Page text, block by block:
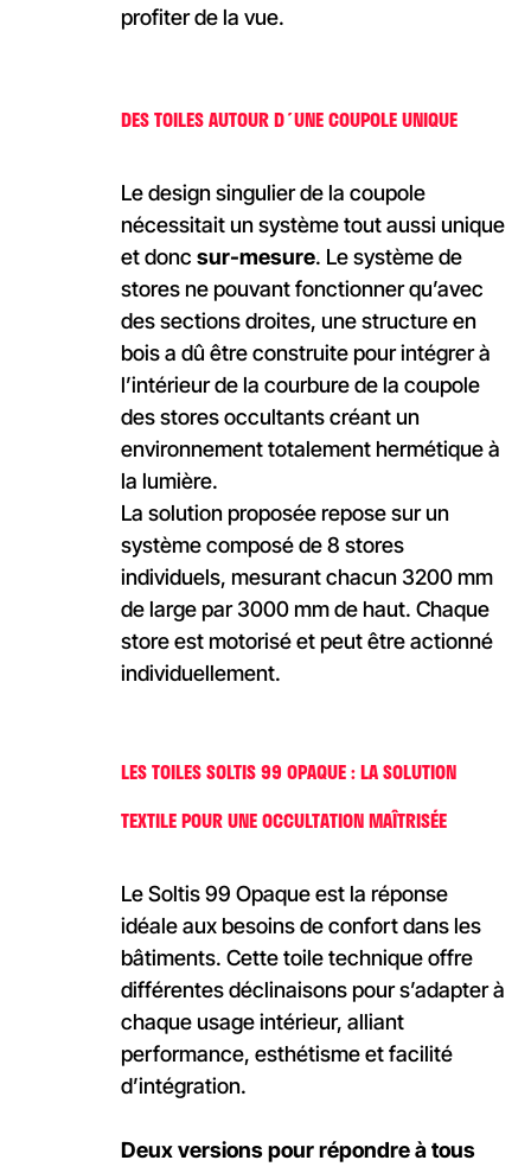
profiter de la vue.
DES TOILES AUTOUR D´UNE COUPOLE UNIQUE
Le design singulier de la coupole
nécessitait un système tout aussi unique
et donc sur-mesure. Le système de
stores ne pouvant fonctionner qu’avec
des sections droites, une structure en
bois a dû être construite pour intégrer à
l’intérieur de la courbure de la coupole
des stores occultants créant un
environnement totalement hermétique à
la lumière.
La solution proposée repose sur un
système composé de 8 stores
individuels, mesurant chacun 3200 mm
de large par 3000 mm de haut. Chaque
store est motorisé et peut être actionné
individuellement.
LES TOILES SOLTIS 99 OPAQUE : LA SOLUTION
TEXTILE POUR UNE OCCULTATION MAÎTRISÉE
Le Soltis 99 Opaque est la réponse
idéale aux besoins de confort dans les
bâtiments. Cette toile technique offre
différentes déclinaisons pour s’adapter à
chaque usage intérieur, alliant
performance, esthétisme et facilité
d’intégration.
Deux versions pour répondre à tous